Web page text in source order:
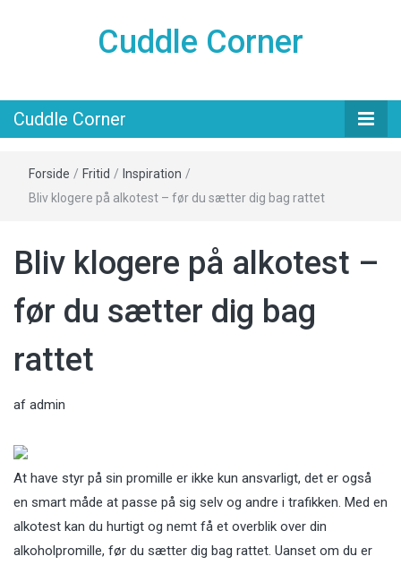
Cuddle Corner
Cuddle Corner
Forside / Fritid / Inspiration /
Bliv klogere på alkotest – før du sætter dig bag rattet
Bliv klogere på alkotest –
før du sætter dig bag
rattet
af admin
At have styr på sin promille er ikke kun ansvarligt, det er også
en smart måde at passe på sig selv og andre i trafikken. Med en
alkotest kan du hurtigt og nemt få et overblik over din
alkoholpromille, før du sætter dig bag rattet. Uanset om du er